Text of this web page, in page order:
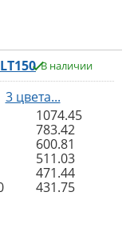
В наличии
3 цвета...
1074.45
783.42
600.81
511.03
471.44
431.75